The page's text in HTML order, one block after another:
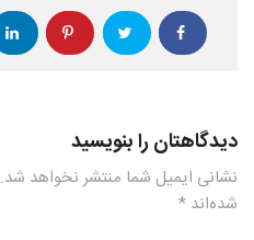
دیدگاهتان را بنویسید
نشانی ایمیل شما منتشر نخواهد شد.
شده‌اند *